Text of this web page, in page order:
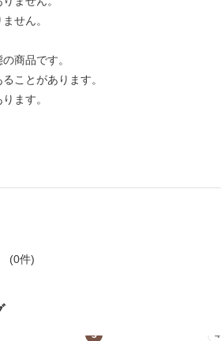
せん。
商品です。
ことがあります。
ます。
(0件)
3 4